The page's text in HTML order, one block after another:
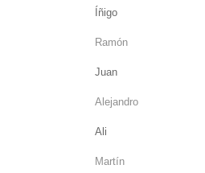
Íñigo
Ramón
Juan
Alejandro
Ali
Martín